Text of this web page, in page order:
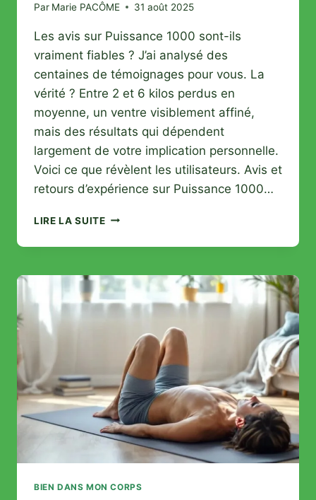
Par Marie PACÔME 31 août 2025
Les avis sur Puissance 1000 sont-ils
vraiment fiables ? J’ai analysé des
centaines de témoignages pour vous. La
vérité ? Entre 2 et 6 kilos perdus en
moyenne, un ventre visiblement affiné,
mais des résultats qui dépendent
largement de votre implication personnelle.
Voici ce que révèlent les utilisateurs. Avis et
retours d’expérience sur Puissance 1000…
LIRE LA SUITEAVIS
PUISSANCE
:
CE
QUE
VRAIMENT
TÉMOIGNAGES
UTILISATEURS
BIEN DANS MON CORPS